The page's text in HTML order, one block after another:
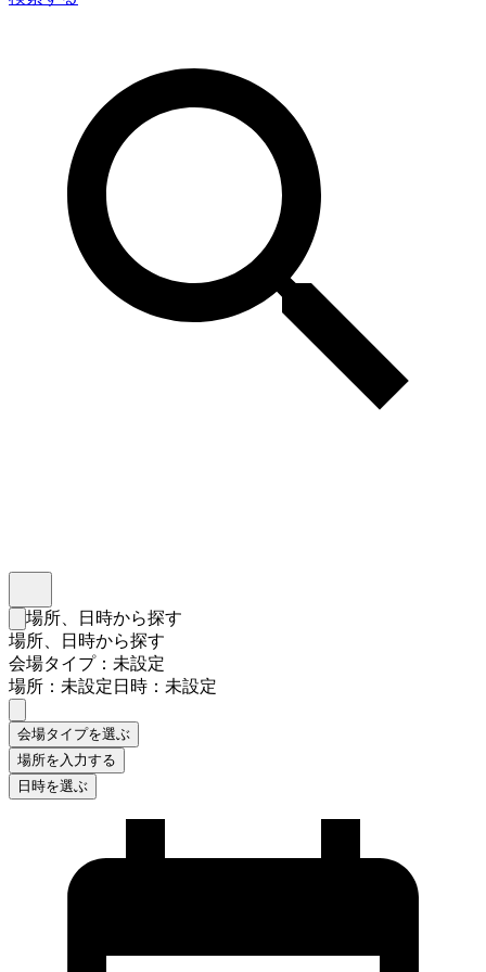
検索フォームを閉じる
場所、日時から探す
場所、日時から探す
会場タイプ：未設定
場所：未設定日時：未設定
会場タイプを選ぶ
場所を入力する
日時を選ぶ